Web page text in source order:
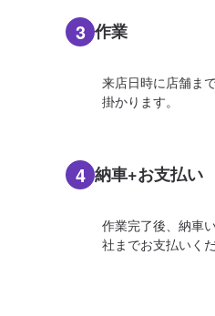
3 作業
来店日時に店舗ま
掛かります。
4 納車+お支払い
作業完了後、納車
社までお支払いくだ